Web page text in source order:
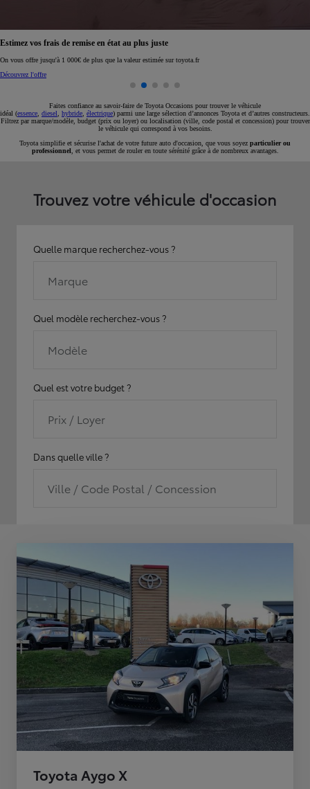
Réservez en ligne votre occasion pour 1€ seulement
Réservez en ligne
Faites confiance au savoir-faire de Toyota Occasions pour trouver le véhicule
idéal (essence diesel hybride électrique) parmi une large sélection d’annonces Toyota et d’autres constructeurs.
Filtrez par marque/modèle, budget (prix ou loyer) ou localisation (ville, code postal et concession) pour trouver
le véhicule qui correspond à vos besoins.
Toyota simplifie et sécurise l'achat de votre future auto d'occasion, que vous soyez particulier ou
professionnel , et vous permet de rouler en toute sérénité grâce à de nombreux avantages.
Trouvez votre véhicule d'occasion
Quelle marque recherchez-vous ?
Marque
Quel modèle recherchez-vous ?
Modèle
Quel est votre budget ?
Prix / Loyer
Dans quelle ville ?
Ville / Code Postal / Concession
Toyota Aygo X